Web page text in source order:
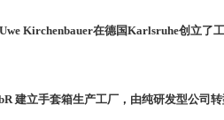
Uwe Kirchenbauer在德国Karlsruhe创立了
建立手套箱生产工厂，由纯研发型公司转